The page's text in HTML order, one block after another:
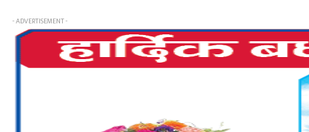
- ADVERTISEMENT -